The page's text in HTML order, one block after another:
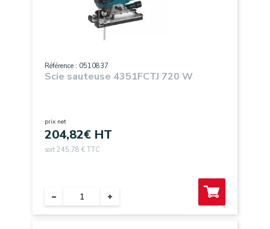
Référence : 0510837
Scie sauteuse 4351FCTJ 720 W
prix net
204,82€ HT
soit 245,78 € TTC